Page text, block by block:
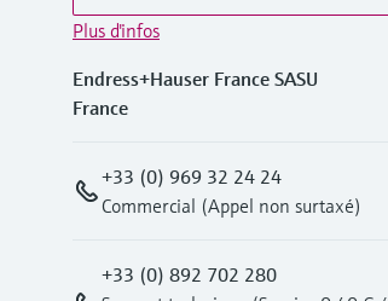
Plus d'infos
Endress+Hauser France SASU
France
+33 (0) 969 32 24 24
Commercial (Appel non surtaxé)
+33 (0) 892 702 280